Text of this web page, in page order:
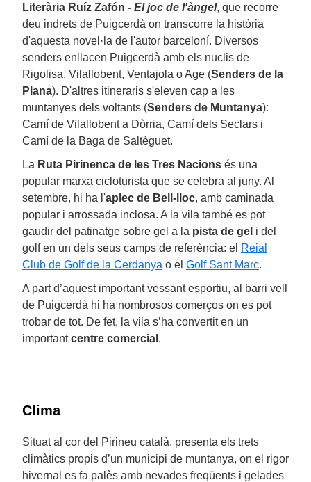
Literària Ruíz Zafón - El joc de l'àngel, que recorre
deu indrets de Puigcerdà on transcorre la història
d'aquesta novel·la de l'autor barceloní. Diversos
senders enllacen Puigcerdà amb els nuclis de
Rigolisa, Vilallobent, Ventajola o Age (Senders de la
Plana). D'altres itineraris s'eleven cap a les
muntanyes dels voltants (Senders de Muntanya):
Camí de Vilallobent a Dòrria, Camí dels Seclars i
Camí de la Baga de Saltèguet.
La Ruta Pirinenca de les Tres Nacions és una
popular marxa cicloturista que se celebra al juny. Al
setembre, hi ha l'aplec de Bell-lloc, amb caminada
popular i arrossada inclosa. A la vila també es pot
gaudir del patinatge sobre gel a la pista de gel i del
golf en un dels seus camps de referència: el Reial
Club de Golf de la Cerdanya o el Golf Sant Marc.
A part d’aquest important vessant esportiu, al barri vell
de Puigcerdà hi ha nombrosos comerços on es pot
trobar de tot. De fet, la vila s’ha convertit en un
importantcentre comercial .
Clima
Situat al cor del Pirineu català, presenta els trets
climàtics propis d’un municipi de muntanya, on el rigor
hivernal es fa palès amb nevades freqüents i gelades